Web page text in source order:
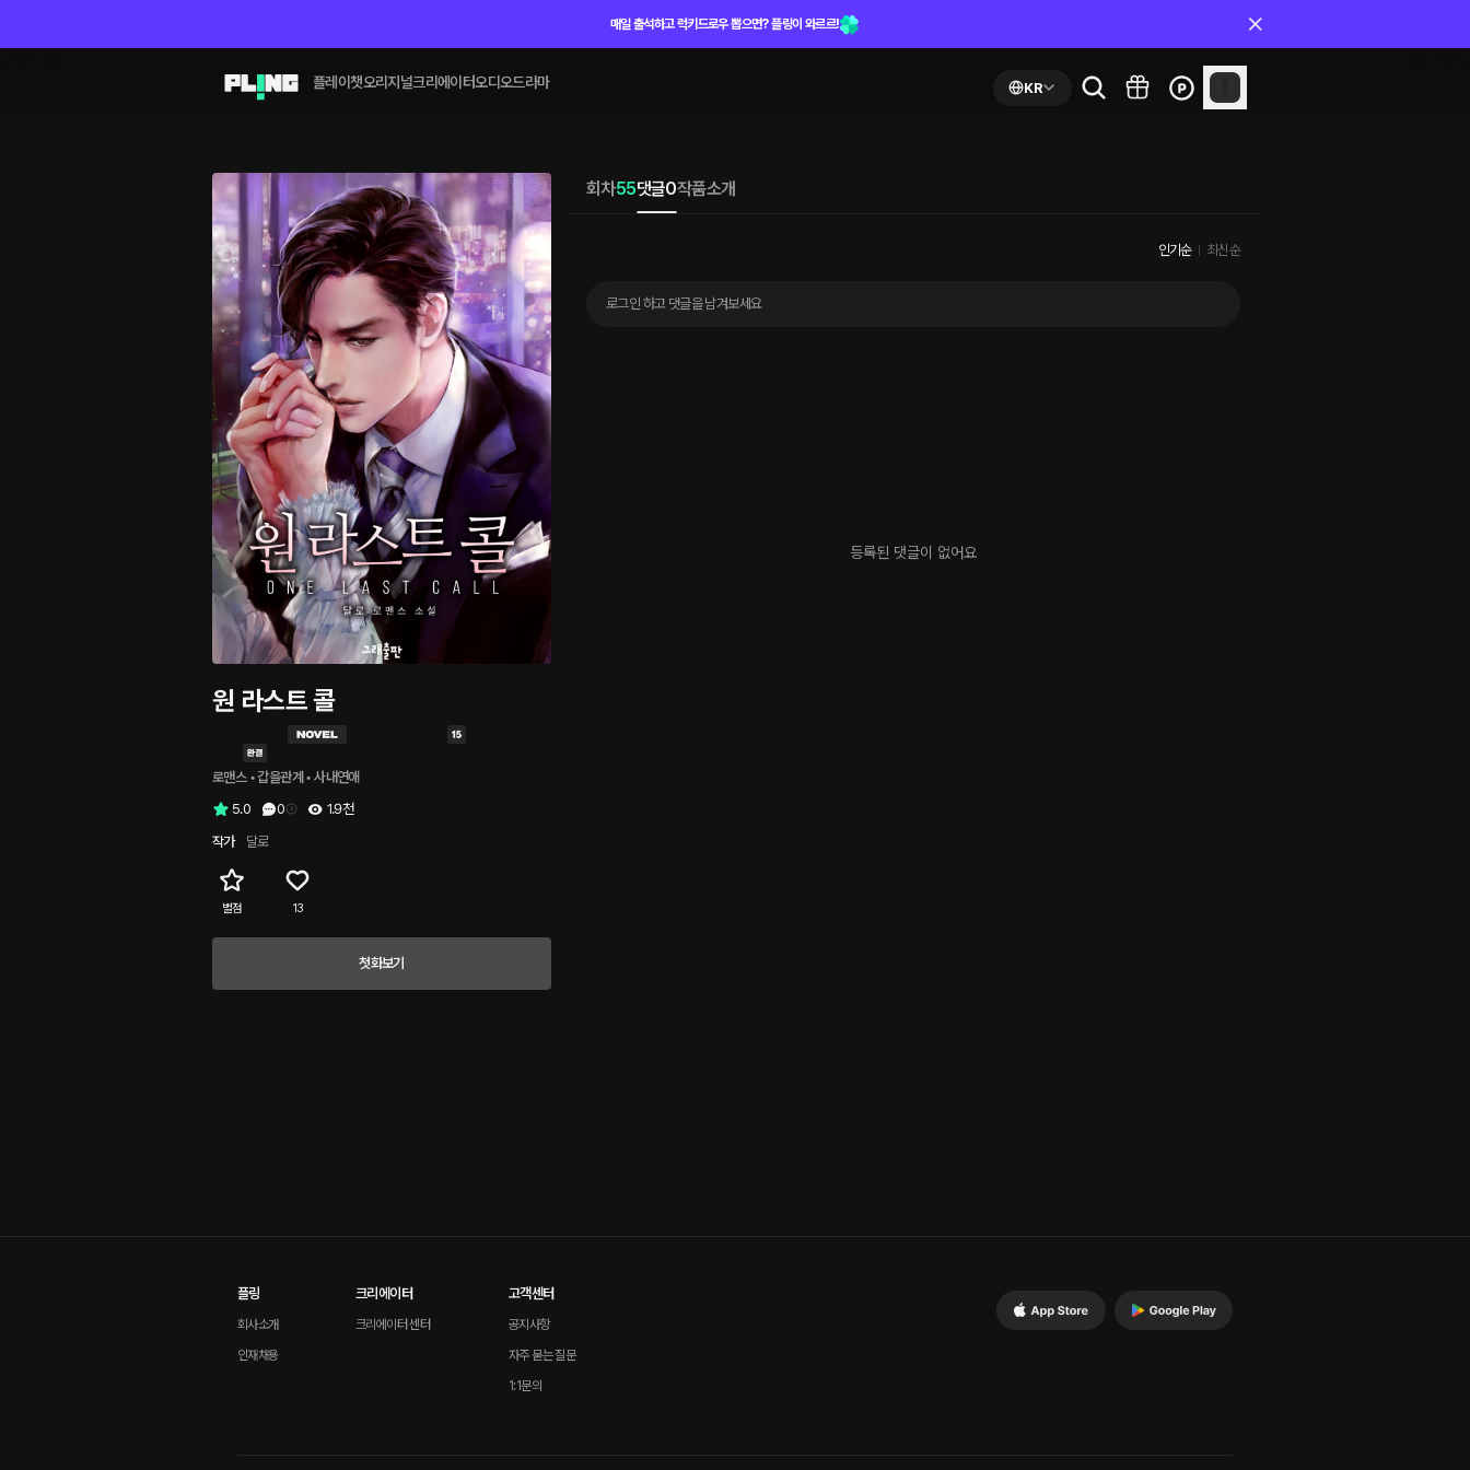
매일 출석하고 럭키드로우 뽑으면? 플링이 와르르!
플레이챗오리지널크리에이터오디오드라마 KR
원 라스트 콜
로맨스 • 갑을관계 • 사내연애
5.0
0
1.9천
작가
달로
별점 13
첫화보기
회차55댓글0작품소개
인기순 최신순
로그인 하고 댓글을 남겨보세요
등록된 댓글이 없어요
플링
회사소개
인재채용
크리에이터
크리에이터 센터
고객센터
공지사항
자주 묻는 질문
1:1문의